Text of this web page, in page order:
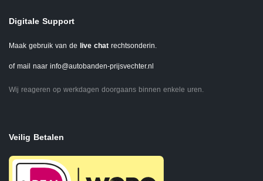
Digitale Support
Maak gebruik van de live chat rechtsonderin.
of mail naar info@autobanden-prijsvechter.nl
Wij reageren op werkdagen doorgaans binnen enkele uren.
Veilig Betalen